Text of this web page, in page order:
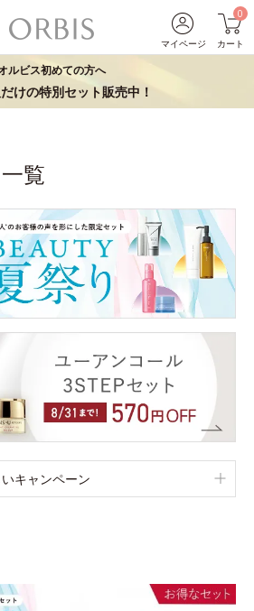
マイページ
0
カート
ルビス初めての方へ
けの特別セット販売中！
覧
キャンペーン